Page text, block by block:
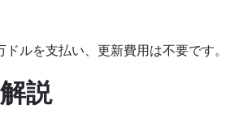
ルを支払い、更新費用は不要です。
説